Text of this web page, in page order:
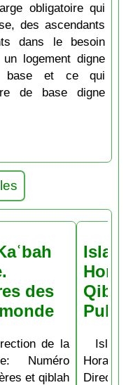
obligatoire qui
des ascendants
dans le besoin
logement digne
base et ce qui
de base digne
des
de la
Numéro
et qiblah
Pubs